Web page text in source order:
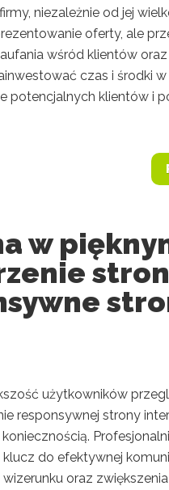
niezależnie od jej
oferty, ale
wśród klientów
czas i środki
potencjalnych klientów i
w
stron
użytkowników
responsywnej strony
do efektywnej
oraz